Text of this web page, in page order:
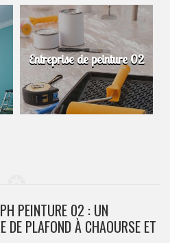
Entreprise de peinture 02
PEINTURE 02 : UN
DE PLAFOND À CHAOURSE ET